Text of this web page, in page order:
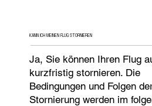
KANN ICH MEINEN FLUG STORNIEREN
Ja, Sie können Ihren Flug
kurzfristig stornieren. Die
Bedingungen und Folgen
Stornierung werden im